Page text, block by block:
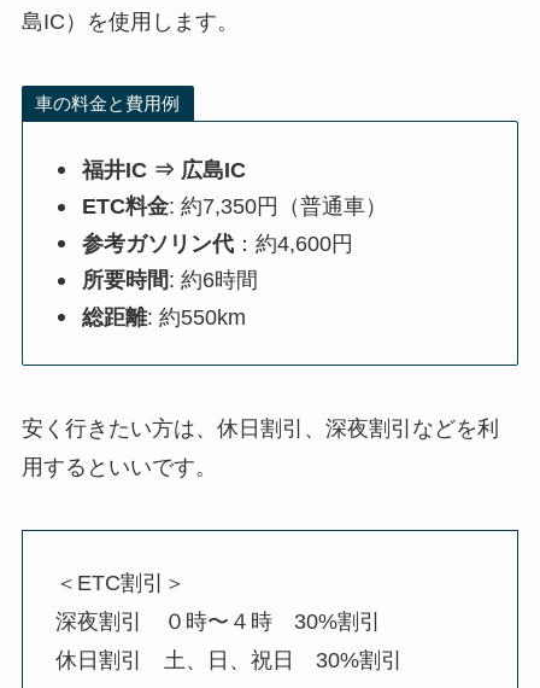
島IC）を使用します。
車の料金と費用例
福井IC ⇒ 広島IC
ETC料金: 約7,350円（普通車）
参考ガソリン代 ：約4,600円
所要時間: 約6時間
総距離: 約550km
安く行きたい方は、休日割引、深夜割引などを利
用するといいです。
＜ETC割引＞
深夜割引 ０時〜４時 30%割引
休日割引 土、日、祝日 30%割引